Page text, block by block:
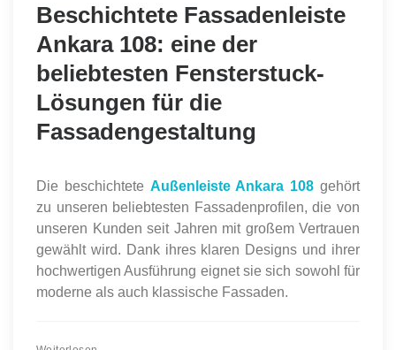
Beschichtete Fassadenleiste
Ankara 108: eine der
beliebtesten Fensterstuck-
Lösungen für die
Fassadengestaltung
Die beschichtete Außenleiste Ankara 108 gehört
zu unseren beliebtesten Fassadenprofilen, die von
unseren Kunden seit Jahren mit großem Vertrauen
gewählt wird. Dank ihres klaren Designs und ihrer
hochwertigen Ausführung eignet sie sich sowohl für
moderne als auch klassische Fassaden.